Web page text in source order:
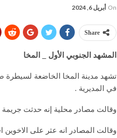
On أبريل 6, 2024
Share
المشهد الجنوبي الأول _ المخا
تشهد مدينة المخا الخاضعة
في المديرية .
وقالت مصادر محلية إنه حدثت